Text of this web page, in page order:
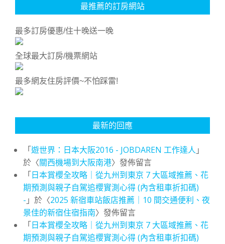
最推薦的訂房網站
最多訂房優惠/住十晚送一晚
全球最大訂房/機票網站
最多網友住房評價~不怕踩雷!
最新的回應
「遊世界：日本大阪2016 - JOBDAREN 工作達人 」
於〈關西機場到大阪南港〉發佈留言
「日本賞櫻全攻略｜從九州到東京 7 大區域推薦、花
期預測與親子自駕追櫻實測心得 (內含租車折扣碼)
- 」於〈2025 新宿車站飯店推薦｜10 間交通便利、夜
景佳的新宿住宿指南〉發佈留言
「日本賞櫻全攻略｜從九州到東京 7 大區域推薦、花
期預測與親子自駕追櫻實測心得 (內含租車折扣碼)